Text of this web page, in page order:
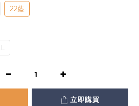
22藍
立即購買